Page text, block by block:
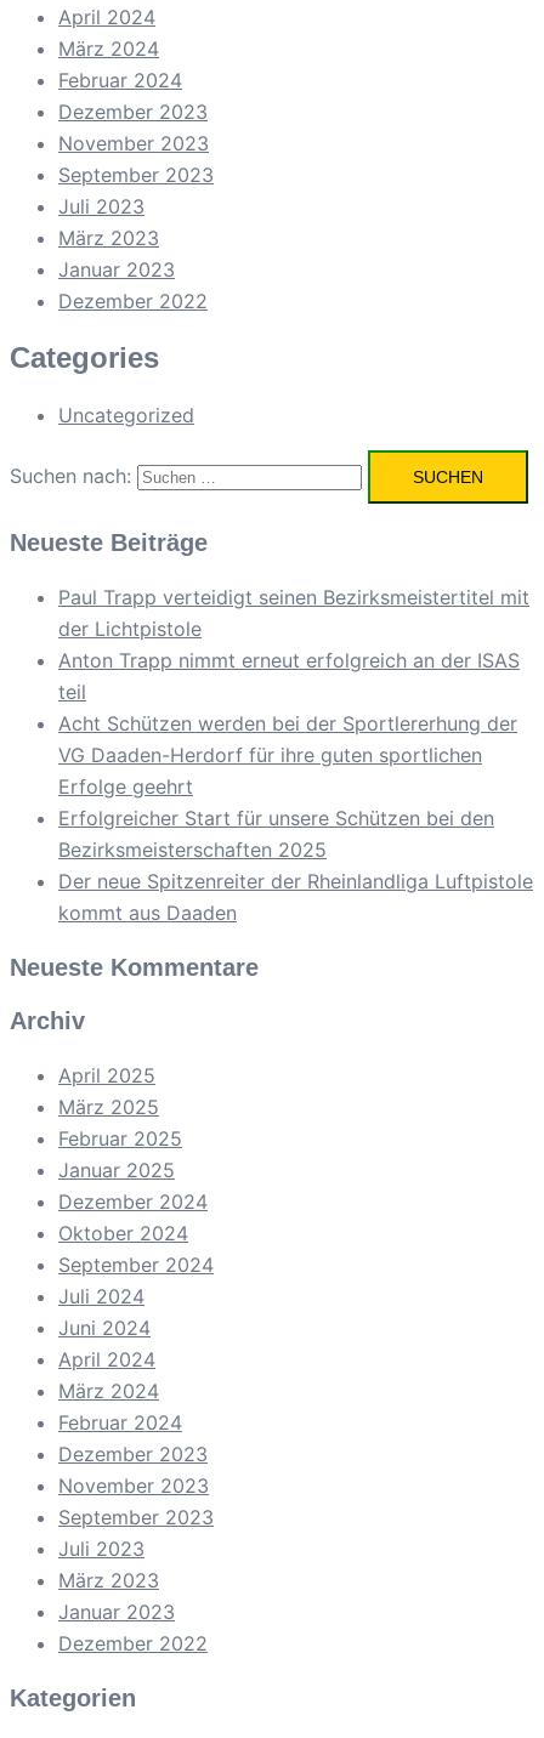
April 2024
März 2024
Februar 2024
Dezember 2023
November 2023
September 2023
Juli 2023
März 2023
Januar 2023
Dezember 2022
Categories
Uncategorized
Suchen nach:
Neueste Beiträge
Paul Trapp verteidigt seinen Bezirksmeistertitel mit
der Lichtpistole
Anton Trapp nimmt erneut erfolgreich an der ISAS
teil
Acht Schützen werden bei der Sportlererhung der
VG Daaden-Herdorf für ihre guten sportlichen
Erfolge geehrt
Erfolgreicher Start für unsere Schützen bei den
Bezirksmeisterschaften 2025
Der neue Spitzenreiter der Rheinlandliga Luftpistole
kommt aus Daaden
Neueste Kommentare
Archiv
April 2025
März 2025
Februar 2025
Januar 2025
Dezember 2024
Oktober 2024
September 2024
Juli 2024
Juni 2024
April 2024
März 2024
Februar 2024
Dezember 2023
November 2023
September 2023
Juli 2023
März 2023
Januar 2023
Dezember 2022
Kategorien